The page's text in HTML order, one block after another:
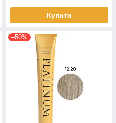
Купити
–50%